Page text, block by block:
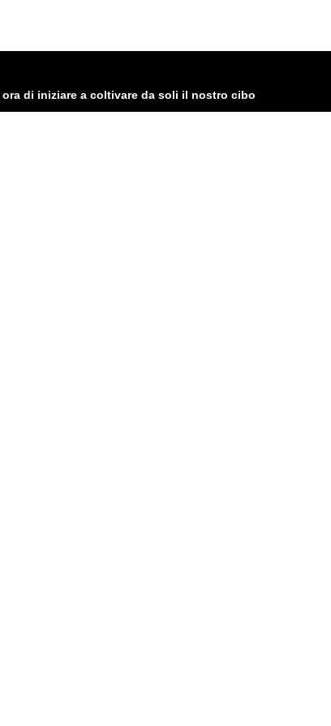
di iniziare a coltivare da soli il nostro cibo